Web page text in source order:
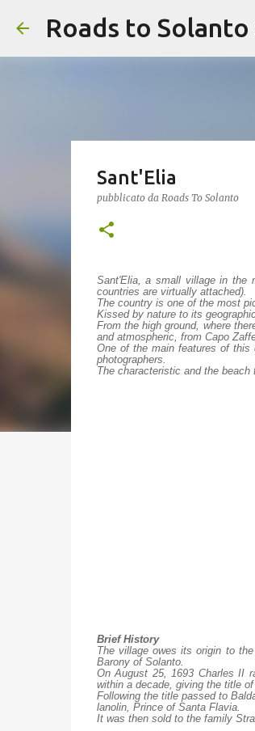
Sant'Elia
pubblicato da Roads To Solanto
Sant'Elia, a small village in the
countries are virtually attached).
The country is one of the most
Kissed by nature to its
From the high ground, where
and atmospheric, from Capo
One of the main features of this
photographers.
The characteristic and the
Brief History
The village owes its origin to
Barony of Solanto.
On August 25, 1693 Charles II
within a decade, giving the title
Following the title passed to
lanolin, Prince of Santa Flavia.
It was then sold to the family